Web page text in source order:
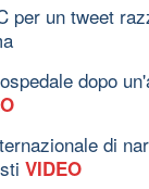
per un tweet
dopo
di
VIDEO